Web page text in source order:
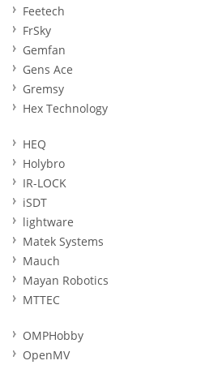
Feetech
FrSky
Gemfan
Gens Ace
Gremsy
Hex Technology
HEQ
Holybro
IR-LOCK
iSDT
lightware
Matek Systems
Mauch
Mayan Robotics
MTTEC
OMPHobby
OpenMV